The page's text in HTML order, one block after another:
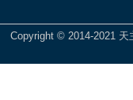
Copyright © 2014-2021